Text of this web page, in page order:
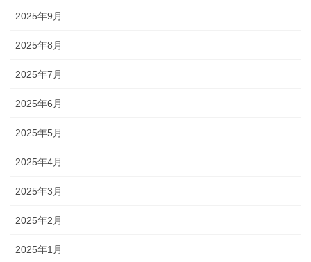
2025年9月
2025年8月
2025年7月
2025年6月
2025年5月
2025年4月
2025年3月
2025年2月
2025年1月